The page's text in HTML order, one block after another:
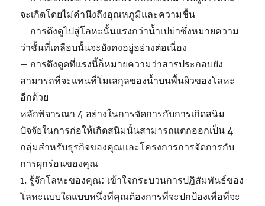
จะเกิดโดยไม่คำนึงถึงอุณหภูมิและความชื้น
– การดึงดูไปสู่โลหะนั้นแรงกว่าน้ำเปบ่าซึ่งหมายความ
ว่าชั้นที่เคลือบนั้นจะยังคงอยู่อย่างต่อเนี่อง
– การดึงดูดที่แรงนี้ก็หมายความว่าสารประกอบยัง
สามารถที่จะแทนที่โมเลกุลของน้ำบนพื้นผิวของโลหะ
อีกด้วย
หลักพิจารณา 4 อย่างในการจัดการกับการเกิดสนิม
ปัจจัยในการก่อให้เกิดสนิมนั้นสามารถแตกออกเป็น 4
กลุ่มสำหรับธุรกิจของคุณและโครงการการจัดการกับ
การผุกร่อนของคุณ
1. รู้จักโลหะของคุณ: เข้าใจกระบวนการปฏิสัมพันธ์ของ
โลหะแบบใดแบบหนึ่งที่คุณต้องการที่จะปกป้องเพื่อที่จะ